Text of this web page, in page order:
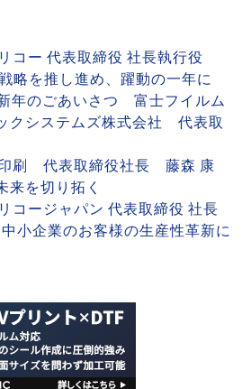
コー 代表取締役 社長執行役
を推し進め、躍動の一年に
年のごあいさつ 富士フイルム
クシステムズ株式会社 代表取
印刷 代表取締役社長 藤森 康
を切り拓く
コージャパン 代表取締役 社長
小企業のお客様の生産性革新に